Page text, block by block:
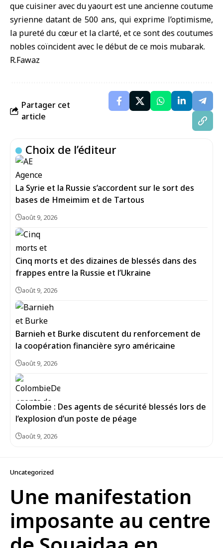
que cuisiner avec du yaourt est une ancienne coutume
syrienne datant de 500 ans, qui exprime l’optimisme,
la pureté du cœur et la clarté, et ce sont des coutumes
nobles coïncident avec le début de ce mois mubarak.
R.Fawaz
Partager cet
article
Choix de l’éditeur
La Syrie et la Russie s’accordent sur le sort des
bases de Hmeimim et de Tartous
août 9, 2026
Cinq morts et des dizaines de blessés dans des
frappes entre la Russie et l’Ukraine
août 9, 2026
Barnieh et Burke discutent du renforcement de
la coopération financière syro américaine
août 9, 2026
Colombie : Des agents de sécurité blessés lors de
l’explosion d’un poste de péage
août 9, 2026
Uncategorized
Une manifestation
imposante au centre